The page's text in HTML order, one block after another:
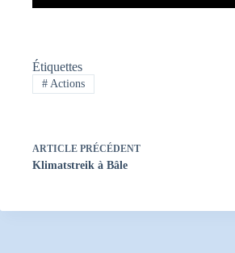
Étiquettes
#Actions
ARTICLE PRÉCÉDENT
Klimatstreik à Bâle